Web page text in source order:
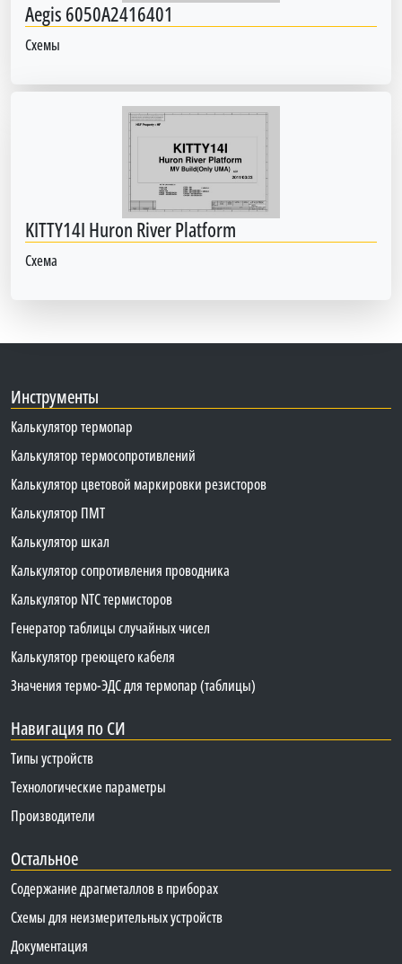
Aegis 6050A2416401
Схемы
KITTY14I Huron River Platform
Схема
Инструменты
Калькулятор термопар
Калькулятор термосопротивлений
Калькулятор цветовой маркировки резисторов
Калькулятор ПМТ
Калькулятор шкал
Калькулятор сопротивления проводника
Калькулятор NTC термисторов
Генератор таблицы случайных чисел
Калькулятор греющего кабеля
Значения термо-ЭДС для термопар (таблицы)
Навигация по СИ
Типы устройств
Технологические параметры
Производители
Остальное
Содержание драгметаллов в приборах
Схемы для неизмерительных устройств
Документация